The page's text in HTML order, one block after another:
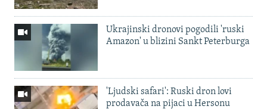
Ukrajinski dronovi pogodili 'ruski
Amazon' u blizini Sankt Peterburga
'Ljudski safari': Ruski dron lovi
prodavača na pijaci u Hersonu